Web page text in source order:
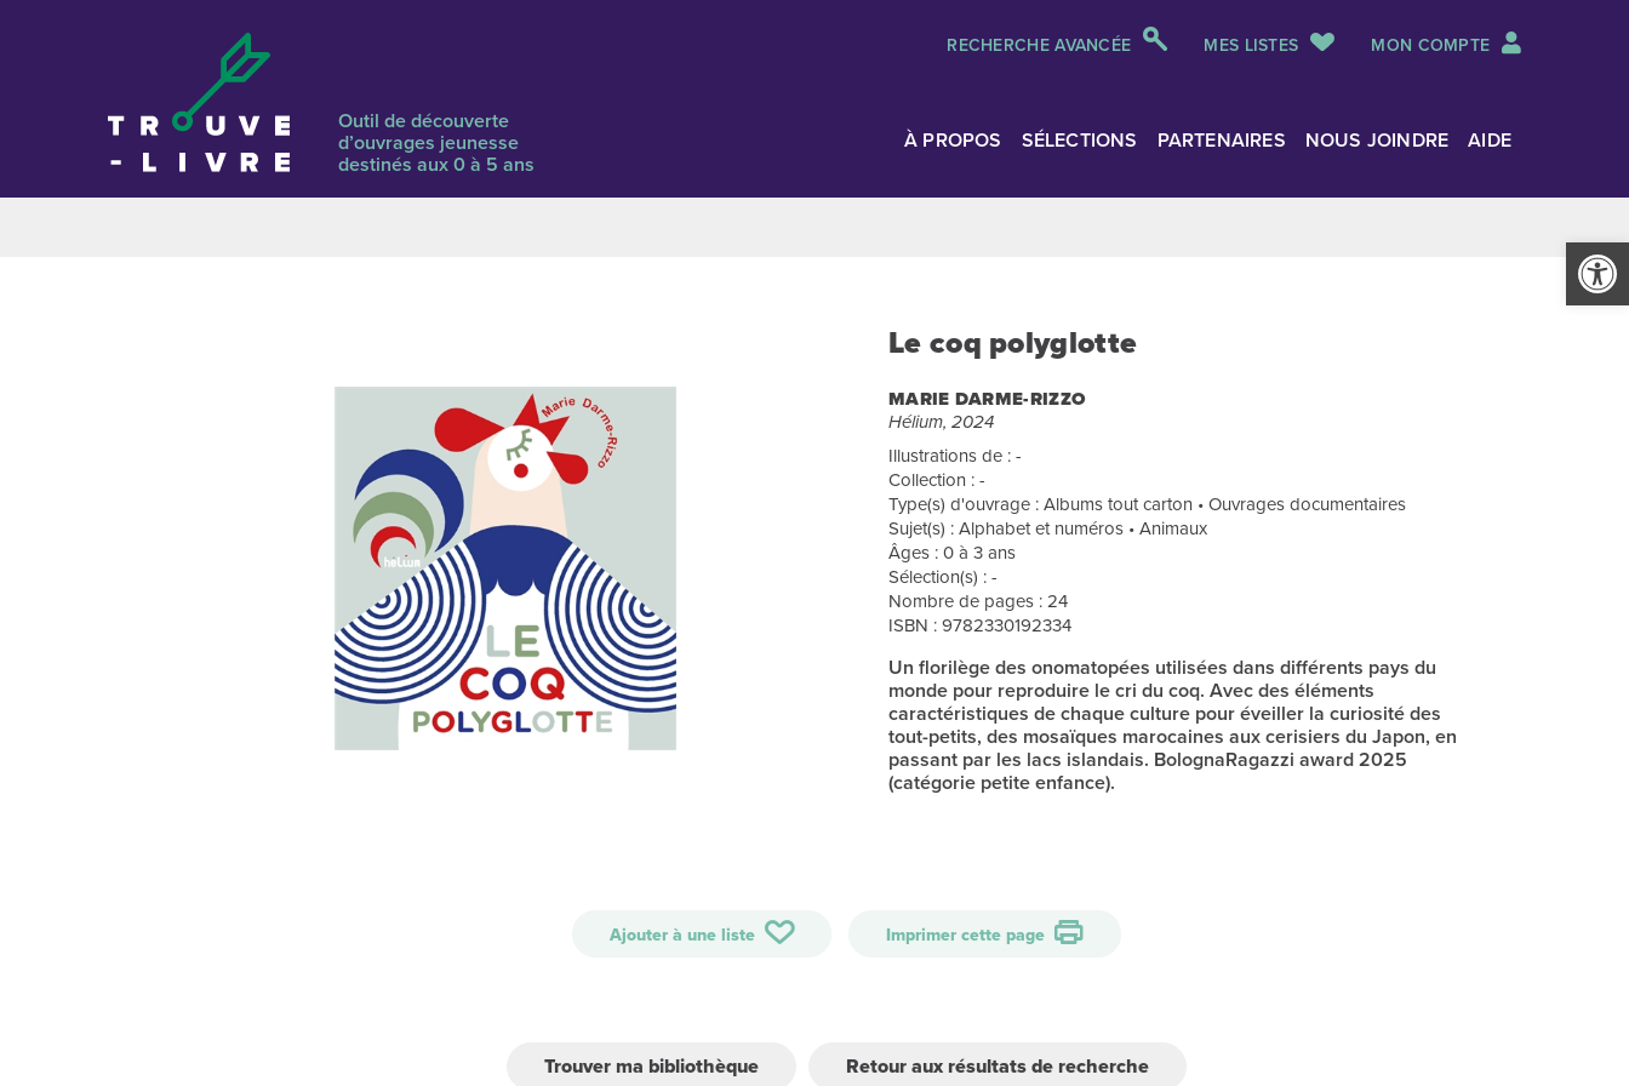
Ouvrir
RECHERCHE AVANCÉE MES LISTES MON COMPTE
Outil de découverte
d’ouvrages jeunesse
destinés aux 0 à 5 ans
À PROPOS SÉLECTIONS PARTENAIRES NOUS JOINDRE AIDE
Le coq polyglotte
MARIE DARME-RIZZO
Hélium, 2024
Illustrations de : -
Collection : -
Type(s) d'ouvrage : Albums tout carton • Ouvrages documentaires
Sujet(s) : Alphabet et numéros • Animaux
Âges : 0 à 3 ans
Sélection(s) : -
Nombre de pages : 24
ISBN : 9782330192334
Un florilège des onomatopées utilisées dans différents pays du
monde pour reproduire le cri du coq. Avec des éléments
caractéristiques de chaque culture pour éveiller la curiosité des
tout-petits, des mosaïques marocaines aux cerisiers du Japon, en
passant par les lacs islandais. BolognaRagazzi award 2025
(catégorie petite enfance).
Ajouter à une liste Imprimer cette page
Trouver ma bibliothèque Retour aux résultats de recherche